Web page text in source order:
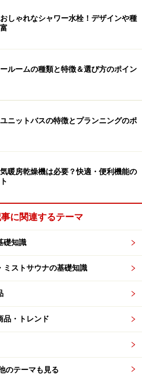
しゃれなシャワー水栓！デザインや種
ルームの種類と特徴＆選び方のポイン
ニットバスの特徴とプランニングのポ
暖房乾燥機は必要？快適・便利機能の
に関連するテーマ
礎知識
ミストサウナの基礎知識
品・トレンド
のテーマも見る